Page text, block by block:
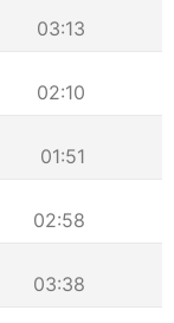
03:13
02:10
01:51
02:58
03:38